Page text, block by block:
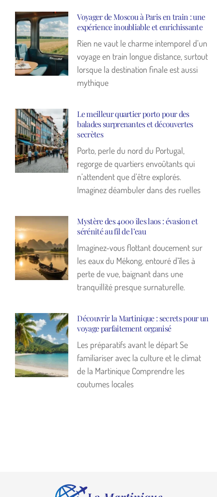
Voyager de Moscou à Paris en train : une
expérience inoubliable et enrichissante
Rien ne vaut le charme intemporel d’un
voyage en train longue distance, surtout
lorsque la destination finale est aussi
mythique
Le meilleur quartier porto pour des
balades surprenantes et découvertes
secrètes
Porto, perle du nord du Portugal,
regorge de quartiers envoûtants qui
n’attendent que d’être explorés.
Imaginez déambuler dans des ruelles
Mystère des 4000 îles laos : évasion et
sérénité au fil de l’eau
Imaginez-vous flottant doucement sur
les eaux du Mékong, entouré d’îles à
perte de vue, baignant dans une
tranquillité presque surnaturelle.
Découvrir la Martinique : secrets pour un
voyage parfaitement organisé
Les préparatifs avant le départ Se
familiariser avec la culture et le climat
de la Martinique Comprendre les
coutumes locales